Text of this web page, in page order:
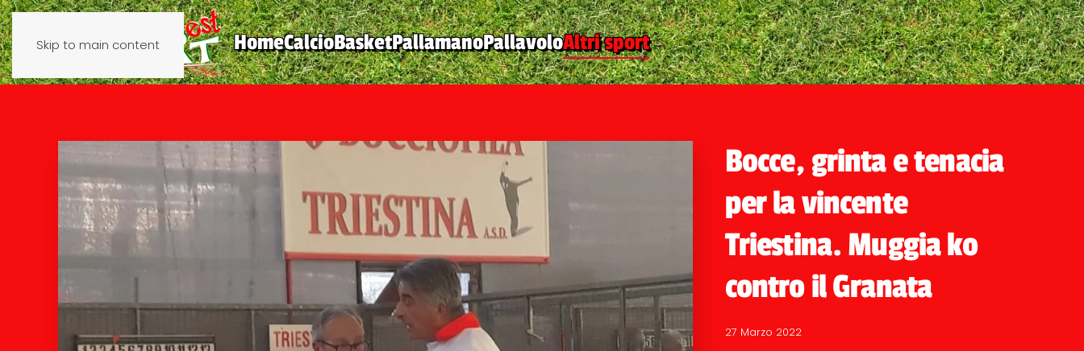
Skip to main content HomeCalcioBasketPallamanoPallavoloAltri sport
Bocce, grinta e tenacia
per la vincente
Triestina. Muggia ko
contro il Granata
27 Marzo 2022